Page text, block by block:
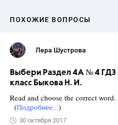
ПОХОЖИЕ ВОПРОСЫ
Лера Шустрова
Выбери Раздел 4A № 4
класс Быкова Н. И.
Read and choose the correct word.
(Подробнее...)
30 октября 2017